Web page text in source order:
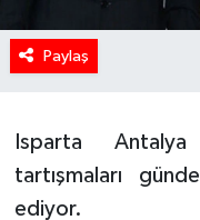
Paylaş
Isparta
tartışmaları
ediyor.
MAGAZİN
POLİTİKA